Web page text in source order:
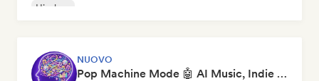
Hip-hop
NUOVO
Pop Machine Mode 🤖 AI Music, Indie Pop & Dream Pop